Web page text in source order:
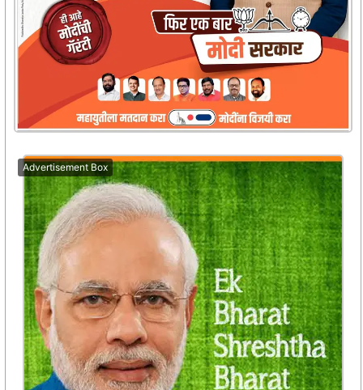
Advertisement Box